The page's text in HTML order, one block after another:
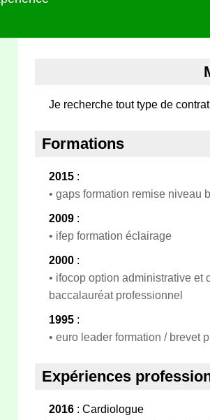
Je recherche tout type de
Formations
2015 :
• gaps formation remise niveau
2009 :
• ifep formation éclairage
2000 :
• ifocop option administrative
baccalauréat professionnel
1995 :
• euro leader formation / brevet
Expériences
2016 : Cardiologue